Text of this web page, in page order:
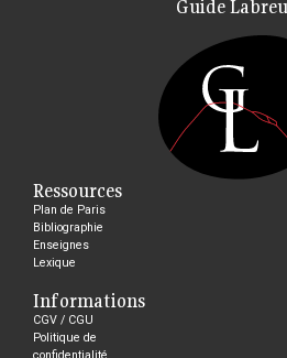
Guide
Ressources
Plan de Paris
Bibliographie
Enseignes
Lexique
Informations
CGV / CGU
Politique de
confidentialité